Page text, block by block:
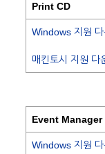
Print CD
Windows 지원
매킨토시 지원
Event Manager
Windows 지원